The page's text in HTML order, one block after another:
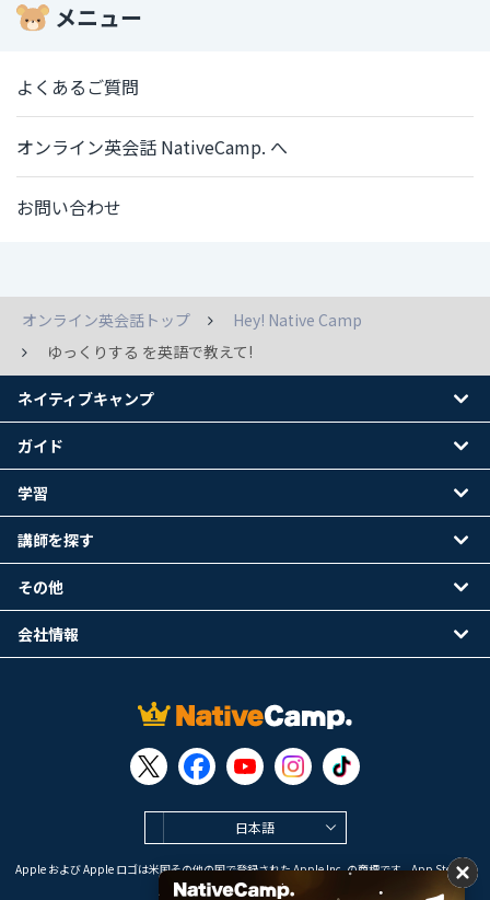
メニュー
よくあるご質問
オンライン英会話 NativeCamp. へ
お問い合わせ
オンライン英会話トップ
Hey! Native Camp
ゆっくりする を英語で教えて!
日本語
Apple および Apple ロゴは米国その他の国で登録された Apple Inc. の商標です。App Store は
Apple Inc. のサービスマークです。
ネイティブキャンプ
ガイド
学習
講師を探す
その他
会社情報